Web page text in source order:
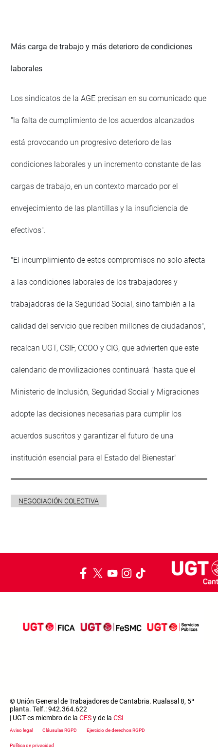
Más carga de trabajo y más deterioro de condiciones
laborales
Los sindicatos de la AGE precisan en su comunicado que
"la falta de cumplimiento de los acuerdos alcanzados
está provocando un progresivo deterioro de las
condiciones laborales y un incremento constante de las
cargas de trabajo, en un contexto marcado por el
envejecimiento de las plantillas y la insuficiencia de
efectivos".
"El incumplimiento de estos compromisos no solo afecta
a las condiciones laborales de los trabajadores y
trabajadoras de la Seguridad Social, sino también a la
calidad del servicio que reciben millones de ciudadanos",
recalcan UGT, CSIF, CCOO y CIG, que advierten que este
calendario de movilizaciones continuará "hasta que el
Ministerio de Inclusión, Seguridad Social y Migraciones
adopte las decisiones necesarias para cumplir los
acuerdos suscritos y garantizar el futuro de una
institución esencial para el Estado del Bienestar"
NEGOCIACIÓN COLECTIVA
© Unión General de Trabajadores de Cantabria. Rualasal 8, 5ª
planta. Telf.: 942.364.622
| UGT es miembro de la CESy de la CSI
Footer menu
Aviso legal Cláusulas RGPD Ejercicio de derechos RGPD
Política de privacidad